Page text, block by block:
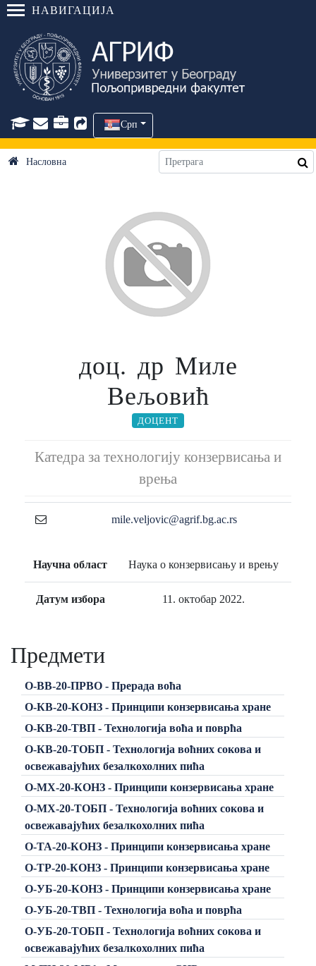
НАВИГАЦИЈА
Срп
Насловна
доц. др Миле
Вељовић
ДОЦЕНТ
Катедра за технологију конзервисања и
врења
mile.veljovic@agrif.bg.ac.rs
Научна област Наука о конзервисању и врењу
Датум избора 11. октобар 2022.
Предмети
О-ВВ-20-ПРВО - Прерада воћа
О-КВ-20-КОНЗ - Принципи конзервисања хране
О-КВ-20-ТВП - Технологија воћа и поврћа
О-КВ-20-ТОБП - Технологија воћних сокова и
освежавајућих безалкохолних пића
О-МХ-20-КОНЗ - Принципи конзервисања хране
О-МХ-20-ТОБП - Технологија воћних сокова и
освежавајућих безалкохолних пића
О-ТА-20-КОНЗ - Принципи конзервисања хране
О-ТР-20-КОНЗ - Принципи конзервисања хране
О-УБ-20-КОНЗ - Принципи конзервисања хране
О-УБ-20-ТВП - Технологија воћа и поврћа
О-УБ-20-ТОБП - Технологија воћних сокова и
освежавајућих безалкохолних пића